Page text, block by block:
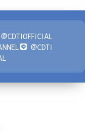
@CDTIOFFICIAL
@CDTI